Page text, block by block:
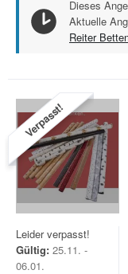
Dieses
Aktuelle
Reiter
Verpasst!
Leider verpasst!
Gültig: 25.11. -
06.01.